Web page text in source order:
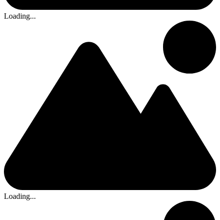
Loading...
Loading...